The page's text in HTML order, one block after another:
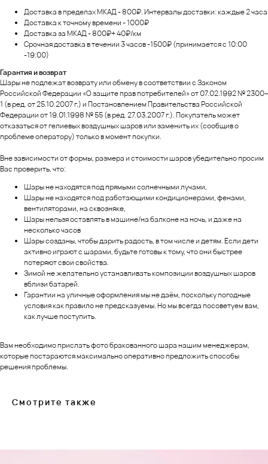
Доставка в пределах МКАД - 800₽. Интервалы доставки: каждые 2 часа
Доставка к точному времени - 1000₽
Доставка за МКАД - 800₽+ 40₽/км
Срочная доставка в течении 3 часов -1500₽ (принимается с 10:00
-19:00)
Гарантия и возврат
Шары не подлежат возврату или обмену в соответствии с Законом
Российской Федерации «О защите прав потребителей» от 07.02.1992 № 2300–
1 (в ред. от 25.10.2007 г.) и Постановлением Правительства Российской
Федерации от 19.01.1998 № 55 (в ред. 27.03.2007 г.). Покупатель может
отказаться от гелиевых воздушных шаров или заменить их (сообщив о
проблеме оператору) только в момент покупки.
Вне зависимости от формы, размера и стоимости шаров убедительно просим
Вас проверить, что:
Шары не находятся под прямыми солнечными лучами,
Шары не находятся под работающими кондиционерами, фенами,
вентиляторами, на сквозняке,
Шары нельзя оставлять в машине/на балконе на ночь, и даже на
несколько часов
Шары созданы, чтобы дарить радость, в том числе и детям. Если дети
активно играют с шарами, будьте готовы к тому, что они быстрее
потеряют свои свойства.
Зимой не желательно устанавливать композиции воздушных шаров
вблизи батарей.
Гарантии на уличные оформления мы не даём, поскольку погодные
условия как правило не предсказуемы. Но мы всегда посоветуем вам,
как лучше поступить.
Вам необходимо прислать фото бракованного шара нашим менеджерам,
которые постараются максимально оперативно предложить способы
решения проблемы.
Смотрите также